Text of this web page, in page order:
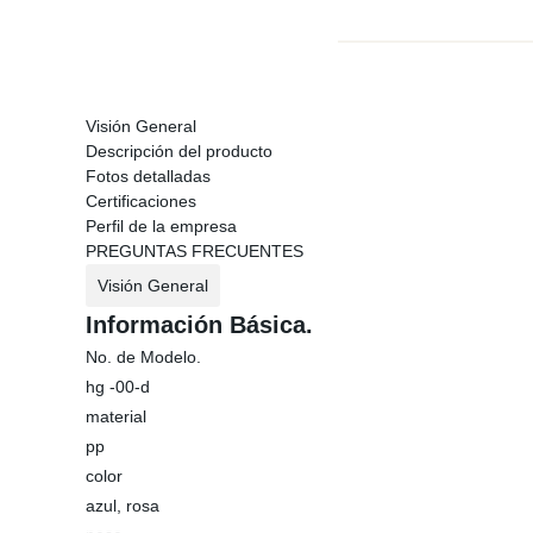
Visión General
Descripción del producto
Fotos detalladas
Certificaciones
Perfil de la empresa
PREGUNTAS FRECUENTES
Visión General
Información Básica.
No. de Modelo.
hg -00-d
material
pp
color
azul, rosa